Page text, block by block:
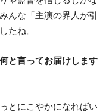
んな「主演の界人が引
たね。
と言ってお届けします
とにこやかになればい